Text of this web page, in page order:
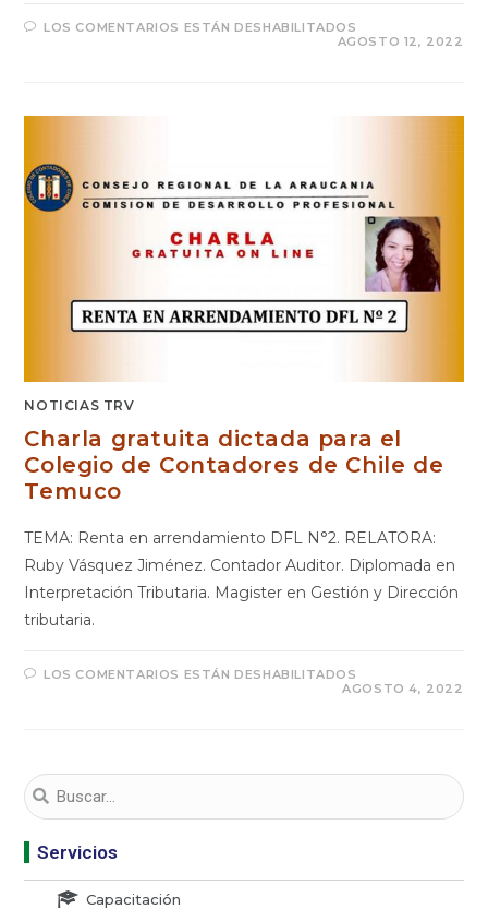
LOS COMENTARIOS ESTÁN DESHABILITADOS
AGOSTO 12, 2022
NOTICIAS TRV
Charla gratuita dictada para el
Colegio de Contadores de Chile de
Temuco
TEMA: Renta en arrendamiento DFL N°2. RELATORA:
Ruby Vásquez Jiménez. Contador Auditor. Diplomada en
Interpretación Tributaria. Magister en Gestión y Dirección
tributaria.
LOS COMENTARIOS ESTÁN DESHABILITADOS
AGOSTO 4, 2022
Servicios
Capacitación